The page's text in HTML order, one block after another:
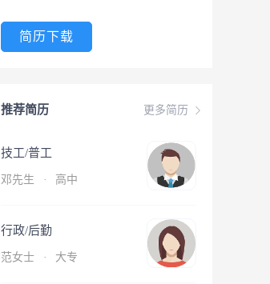
简历下载
更多简历
推荐简历
技工/普工
邓先生 · 高中
行政/后勤
范女士 · 大专